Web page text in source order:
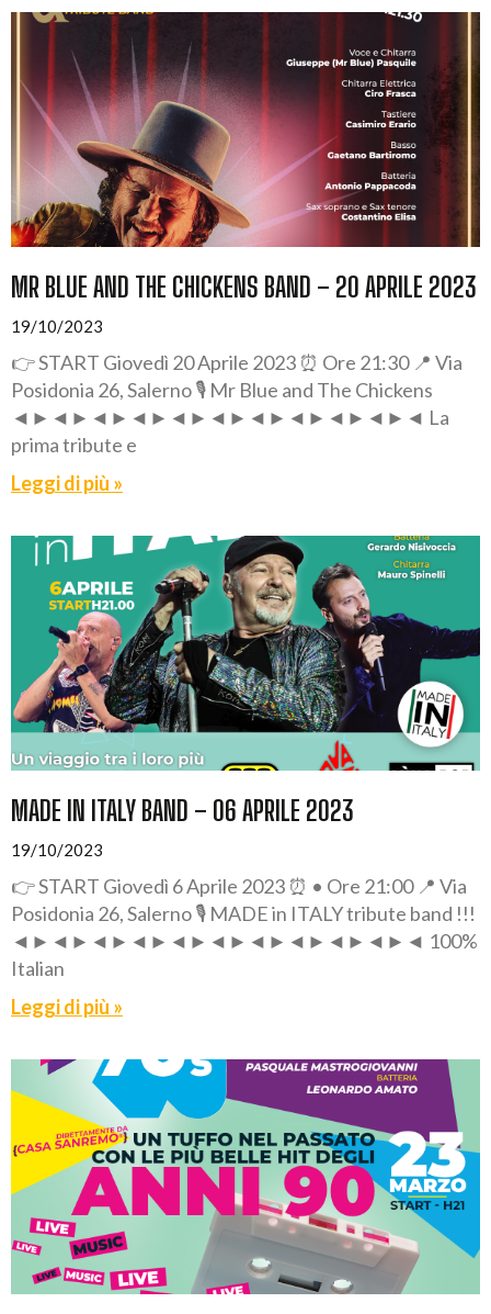
MR BLUE AND THE CHICKENS BAND – 20 APRILE 2023
19/10/2023
👉 START Giovedì 20 Aprile 2023 ⏰ Ore 21:30 📍 Via
Posidonia 26, Salerno 🎙️ Mr Blue and The Chickens
◄►◄►◄►◄►◄►◄►◄►◄►◄►◄►◄ La
prima tribute e
Leggi di più »
MADE IN ITALY BAND – 06 APRILE 2023
19/10/2023
👉 START Giovedì 6 Aprile 2023 ⏰ • Ore 21:00 📍 Via
Posidonia 26, Salerno 🎙️ MADE in ITALY tribute band !!!
◄►◄►◄►◄►◄►◄►◄►◄►◄►◄►◄ 100%
Italian
Leggi di più »